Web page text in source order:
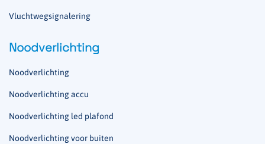
Vluchtwegsignalering
Noodverlichting
Noodverlichting
Noodverlichting accu
Noodverlichting led plafond
Noodverlichting voor buiten